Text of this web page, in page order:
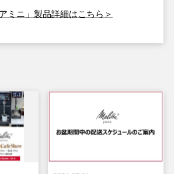
ミニ」製品詳細はこちら＞